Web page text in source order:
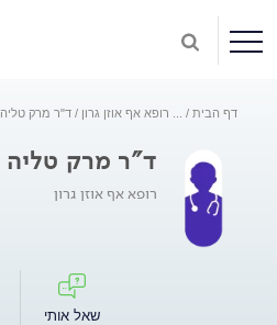
דף הבית רופא אף אוזן גרון ד"ר מרק טליה
ד"ר מרק טליה
רופא אף אוזן גרון
שאל אותי